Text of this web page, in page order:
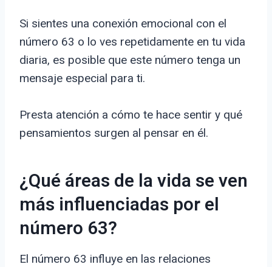
Si sientes una conexión emocional con el
número 63 o lo ves repetidamente en tu vida
diaria, es posible que este número tenga un
mensaje especial para ti.
Presta atención a cómo te hace sentir y qué
pensamientos surgen al pensar en él.
¿Qué áreas de la vida se ven
más influenciadas por el
número 63?
El número 63 influye en las relaciones